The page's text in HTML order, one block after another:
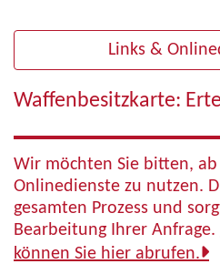
Links &
Waffenbesitzkarte:
Wir möchten Sie bitten,
Onlinedienste zu nutzen.
gesamten Prozess und
Bearbeitung Ihrer Anfrage.
können Sie hier abrufen.